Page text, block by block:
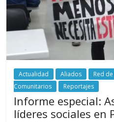
Actualidad Aliados
Red
Comunitarios
Reportajes
Informe especial:
líderes sociales en